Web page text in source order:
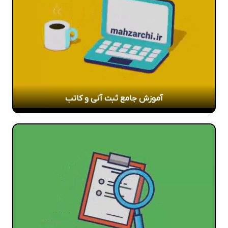
آموزش جامع ثبت آنی و کاتب